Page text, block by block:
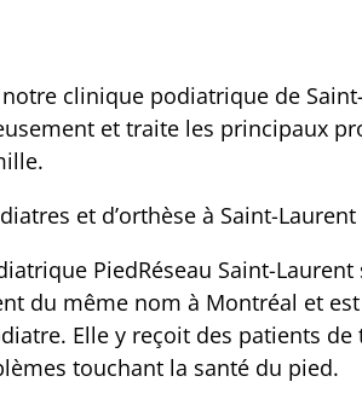
notre clinique podiatrique de
et traite les principaux
et d’orthèse à Saint-Laurent
PiedRéseau Saint-Laurent
du même nom à Montréal et
Elle y reçoit des patients
touchant la santé du pied.